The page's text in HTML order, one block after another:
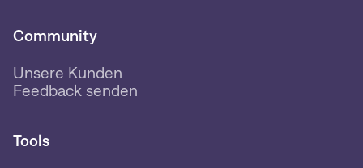
Community
Unsere Kunden
Feedback senden
Tools